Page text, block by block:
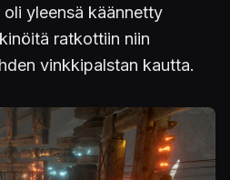
yleensä käännetty
ratkottiin niin
vinkkipalstan kautta.